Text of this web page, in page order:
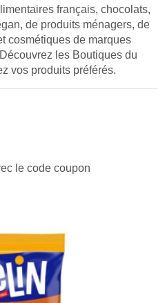
français, chocolats,
de produits ménagers, de
cosmétiques de marques
les Boutiques du
vos produits préférés.
le code coupon